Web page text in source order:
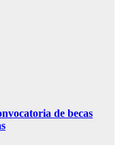
de becas